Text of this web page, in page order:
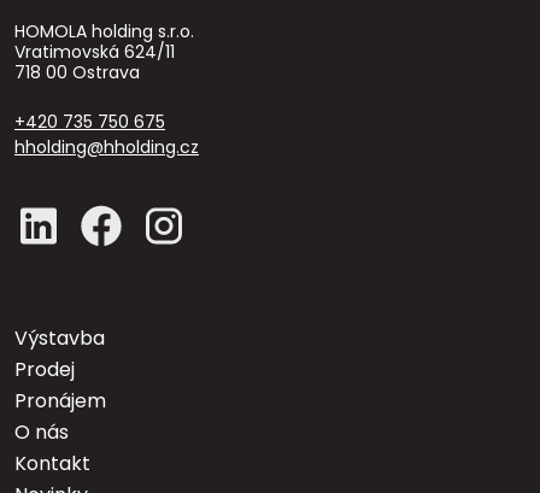
HOMOLA holding s.r.o.
Vratimovská 624/11
718 00 Ostrava
+420 735 750 675
hholding@hholding.cz
Výstavba
Prodej
Pronájem
O nás
Kontakt